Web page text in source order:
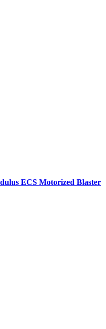
ECS Motorized Blaster